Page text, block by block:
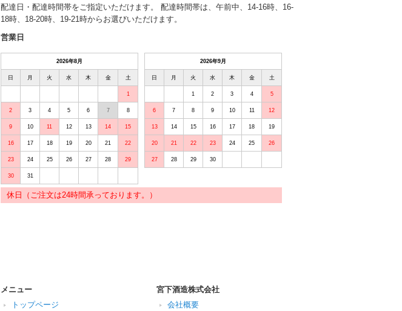
配達日・配達時間帯をご指定いただけます。 配達時間帯は、午前中、14-16時、16-
18時、18-20時、19-21時からお選びいただけます。
営業日
2026年8月
日 月 火 水 木 金 土
1
2 3 4 5 6 7 8
9 10 11 12 13 14 15
16 17 18 19 20 21 22
23 24 25 26 27 28 29
30 31
2026年9月
日 月 火 水 木 金 土
1 2 3 4 5
6 7 8 9 10 11 12
13 14 15 16 17 18 19
20 21 22 23 24 25 26
27 28 29 30
休日（ご注文は24時間承っております。）
メニュー
トップページ
宮下酒造株式会社
会社概要